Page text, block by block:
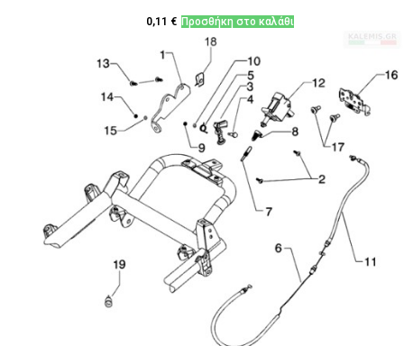
0,11 € Προσθήκη στο καλάθι